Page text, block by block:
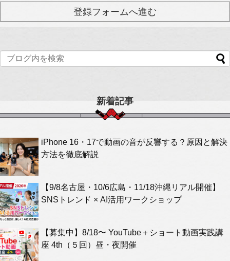
新着記事
iPhone 16・17で動画の音が反響する？原因と解決
方法を徹底解説
【9/8名古屋・10/6広島・11/18沖縄リアル開催】
SNSトレンド × AI活用ワークショップ
【募集中】8/18〜 YouTube＋ショート動画実践講
座 4th（５回）昼・夜開催